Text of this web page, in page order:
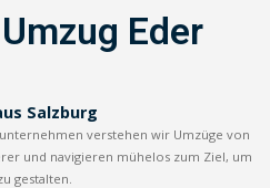
Eder
Salzburg
verstehen wir Umzüge von
und navigieren mühelos zum Ziel, um
gestalten.